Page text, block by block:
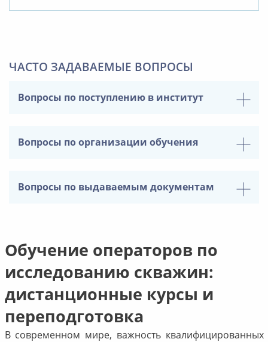
ЧАСТО ЗАДАВАЕМЫЕ ВОПРОСЫ
Вопросы по поступлению в институт
Вопросы по организации обучения
Вопросы по выдаваемым документам
Обучение операторов по
исследованию скважин:
дистанционные курсы и
переподготовка
В современном мире, важность квалифицированных